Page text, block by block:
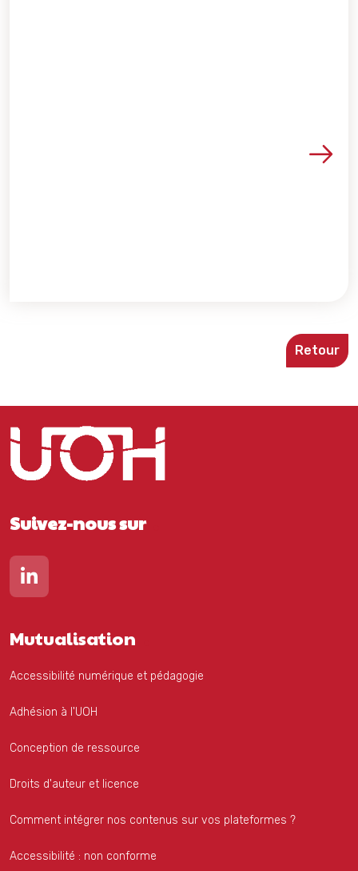
Voir les détails de la
Retour
Suivez-nous sur
Lien vers notre page Linkedin
Mutualisation
Accessibilité numérique et pédagogie
Adhésion à l'UOH
Conception de ressource
Droits d'auteur et licence
Comment intégrer nos contenus sur vos plateformes ?
Accessibilité : non conforme